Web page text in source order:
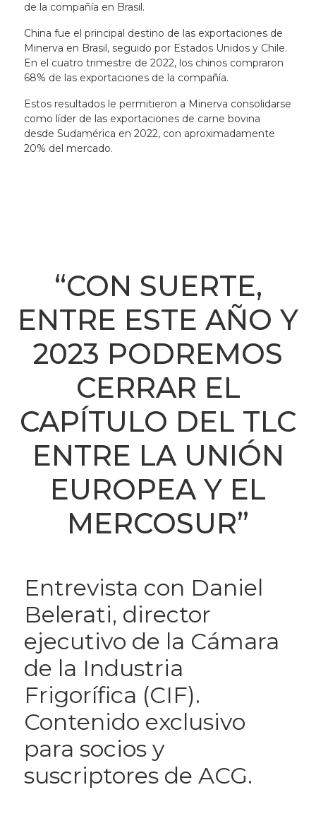
de la compañía en Brasil.
China fue el principal destino de las exportaciones de
Minerva en Brasil, seguido por Estados Unidos y Chile.
En el cuatro trimestre de 2022, los chinos compraron
68% de las exportaciones de la compañía.
Estos resultados le permitieron a Minerva consolidarse
como líder de las exportaciones de carne bovina
desde Sudamérica en 2022, con aproximadamente
20% del mercado.
“CON SUERTE,
ENTRE ESTE AÑO Y
2023 PODREMOS
CERRAR EL
CAPÍTULO DEL TLC
ENTRE LA UNIÓN
EUROPEA Y EL
MERCOSUR”
Entrevista con Daniel
Belerati, director
ejecutivo de la Cámara
de la Industria
Frigorífica (CIF).
Contenido exclusivo
para socios y
suscriptores de ACG.